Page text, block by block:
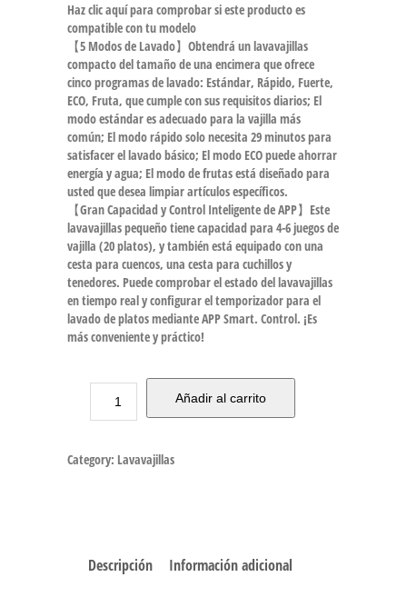
Haz clic aquí para comprobar si este producto es
compatible con tu modelo
【5 Modos de Lavado】Obtendrá un lavavajillas
compacto del tamaño de una encimera que ofrece
cinco programas de lavado: Estándar, Rápido, Fuerte,
ECO, Fruta, que cumple con sus requisitos diarios; El
modo estándar es adecuado para la vajilla más
común; El modo rápido solo necesita 29 minutos para
satisfacer el lavado básico; El modo ECO puede ahorrar
energía y agua; El modo de frutas está diseñado para
usted que desea limpiar artículos específicos.
【Gran Capacidad y Control Inteligente de APP】Este
lavavajillas pequeño tiene capacidad para 4-6 juegos de
vajilla (20 platos), y también está equipado con una
cesta para cuencos, una cesta para cuchillos y
tenedores. Puede comprobar el estado del lavavajillas
en tiempo real y configurar el temporizador para el
lavado de platos mediante APP Smart. Control. ¡Es
más conveniente y práctico!
Añadir al carrito
Category: Lavavajillas
Descripción Información adicional